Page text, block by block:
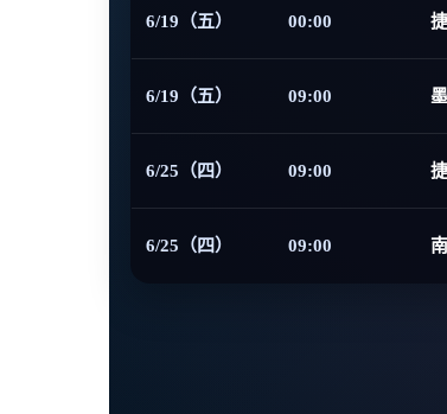
6/19（五） 00:00
6/19（五） 09:00
6/25（四） 09:00
6/25（四） 09:00